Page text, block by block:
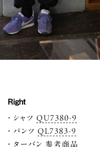
Right
シャツ QU7380-9
パンツ QL7383-9
ターバン 参考商品